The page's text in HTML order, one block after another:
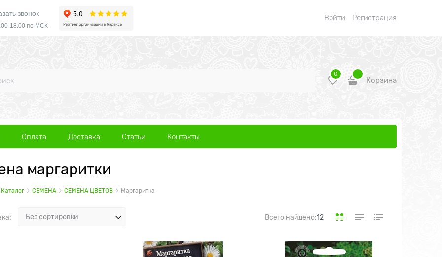
звонок
18.00 по МСК
Войти Регистрация
0
Корзина
Оплата Доставка Статьи Контакты
маргаритки
Каталог СЕМЕНА СЕМЕНА ЦВЕТОВ Маргаритка
Всего найдено:12